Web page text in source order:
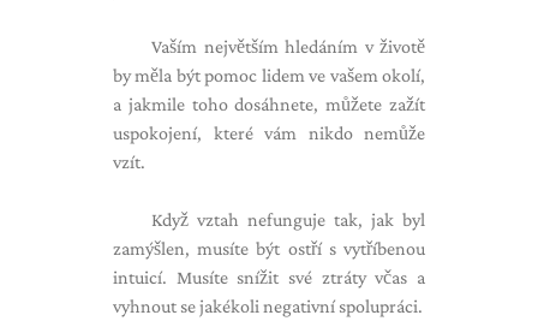
Vaším největším hledáním v životě
by měla být pomoc lidem ve vašem okolí,
a jakmile toho dosáhnete, můžete zažít
uspokojení, které vám nikdo nemůže
vzít.
Když vztah nefunguje tak, jak byl
zamýšlen, musíte být ostří s vytříbenou
intuicí. Musíte snížit své ztráty včas a
vyhnout se jakékoli negativní spolupráci.